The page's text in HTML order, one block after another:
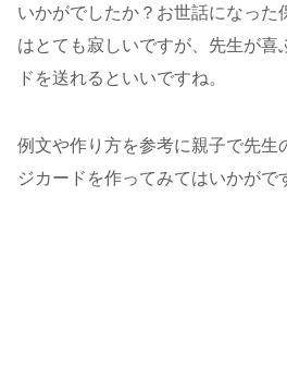
いかがでしたか？お世話になった
はとても寂しいですが、先生が喜
ドを送れるといいですね。
例文や作り方を参考に親子で先生
ジカードを作ってみてはいかがで